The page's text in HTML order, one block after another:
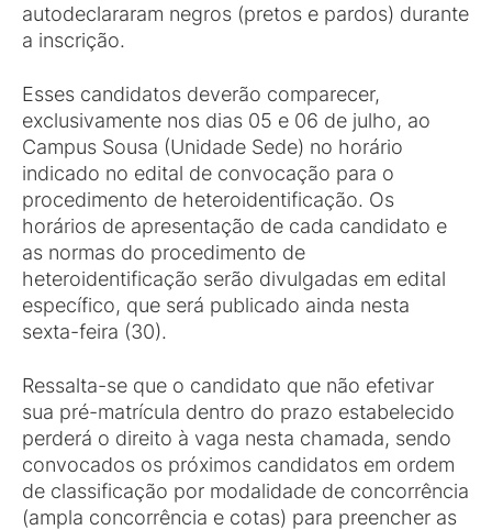
autodeclararam negros (pretos e pardos) durante
a inscrição.
Esses candidatos deverão comparecer,
exclusivamente nos dias 05 e 06 de julho, ao
Campus Sousa (Unidade Sede) no horário
indicado no edital de convocação para o
procedimento de heteroidentificação. Os
horários de apresentação de cada candidato e
as normas do procedimento de
heteroidentificação serão divulgadas em edital
específico, que será publicado ainda nesta
sexta-feira (30).
Ressalta-se que o candidato que não efetivar
sua pré-matrícula dentro do prazo estabelecido
perderá o direito à vaga nesta chamada, sendo
convocados os próximos candidatos em ordem
de classificação por modalidade de concorrência
(ampla concorrência e cotas) para preencher as